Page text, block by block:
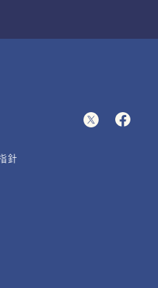
針